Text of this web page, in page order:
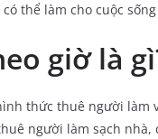
có thể làm cho cuộc
giờ là
thức thuê người làm
người làm sạch nhà,